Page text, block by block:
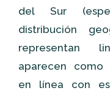
del Sur
distribución
representan
aparecen como
en línea con